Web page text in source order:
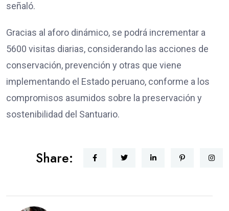
señaló.
Gracias al aforo dinámico, se podrá incrementar a
5600 visitas diarias, considerando las acciones de
conservación, prevención y otras que viene
implementando el Estado peruano, conforme a los
compromisos asumidos sobre la preservación y
sostenibilidad del Santuario.
Share: